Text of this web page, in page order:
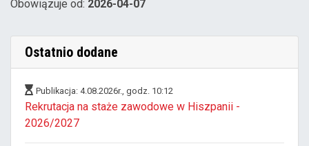
Obowiązuje od: 2026-04-07
Ostatnio dodane
Publikacja: 4.08.2026r., godz. 10:12
Rekrutacja na staże zawodowe w Hiszpanii -
2026/2027